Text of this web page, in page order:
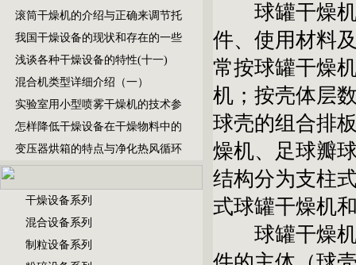
滚筒干燥机的介绍与正确来调节托
我国干燥设备的现状和存在的一些
浅谈各种干燥设备的特性(十一)
混合机类型详细介绍（一）
实验室用小型喷雾干燥机的技术参
怎样降低干燥设备在干燥物料中的
变压器烘箱的特点与净化热风循环
干燥设备系列
混合设备系列
制粒设备系列
球罐干燥
件、使用材料
常按球罐干燥
机；按壳体层
球壳的组合排
燥机、足球瓣
结构分为支柱
式球罐干燥机
球罐干燥机